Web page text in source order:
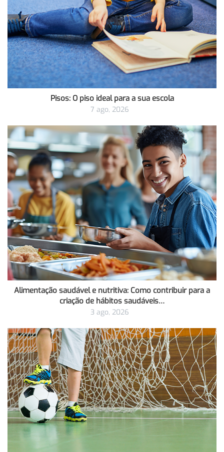
Pisos: O piso ideal para a sua escola
7 ago, 2026
Alimentação saudável e nutritiva: Como contribuir para a
criação de hábitos saudáveis…
3 ago, 2026